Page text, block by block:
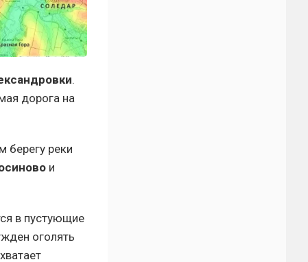
.
дорога на
берегу реки
и
в пустующие
оголять